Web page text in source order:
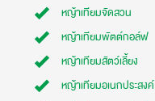
หญ้าเทียมจัดสวน
หญ้าเทียมพัตต์กอล์ฟ
หญ้าเทียมสัตว์เลี้ยง
หญ้าเทียมอเนกประสงค์